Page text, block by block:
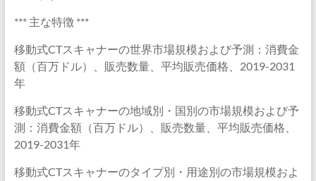
*** 主な特徴 ***
移動式CTスキャナーの世界市場規模および予測：消費金
額（百万ドル）、販売数量、平均販売価格、2019-2031
年
移動式CTスキャナーの地域別・国別の市場規模および予
測：消費金額（百万ドル）、販売数量、平均販売価格、
2019-2031年
移動式CTスキャナーのタイプ別・用途別の市場規模およ